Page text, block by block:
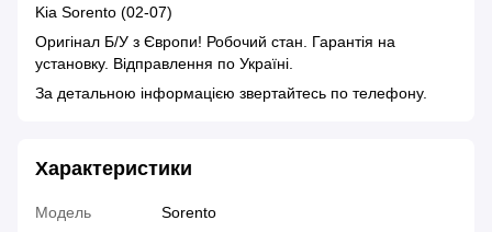
Kia Sorento (02-07)
Оригінал Б/У з Європи! Робочий стан. Гарантія на
установку. Відправлення по Україні.
За детальною інформацією звертайтесь по телефону.
Характеристики
Модель
Sorento